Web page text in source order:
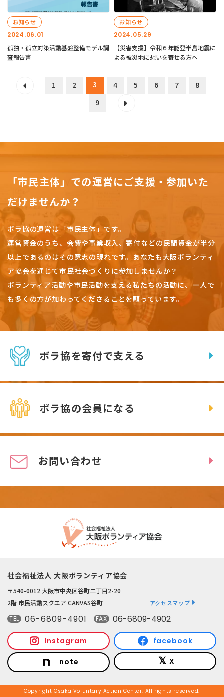
2024.06.01
お知らせ
孤独・孤立対策活動基盤整備モデル調
査報告書
2024.05.29
お知らせ
【災害支援】令和６年能登半島地震に
よる被災地に想いを寄せる方へ
1 2 3 4 5 6 7
8
9
「市民主体」での運営にご支援・参加いた
だけませんか？
ボラ協の運営は「市民主体」です。
運営資金のうち、会費や事業収入、寄付などの民間資金が半分
以上であるのはその意志の現れです。 あなたも大阪ボランティ
ア協会を通じて市民社会づくりに参加しませんか？
ボランティア活動や市民活動を支える私たちの活動に、一人で
も多くの方が加わってくださることを願っています。
ボラ協を寄付で支える
ボラ協の会員になる
お問い合わせ
社会福祉法人 大阪ボランティア協会
〒540-0012 大阪市中央区谷町二丁目2-20
2階 市民活動スクエア CANVAS谷町
アクセスマップ
TEL 06-6809-4901 FAX 06-6809-4902
Instagram facebook
note X
Copyright Osaka Voluntary Action Center. All rights reserved.